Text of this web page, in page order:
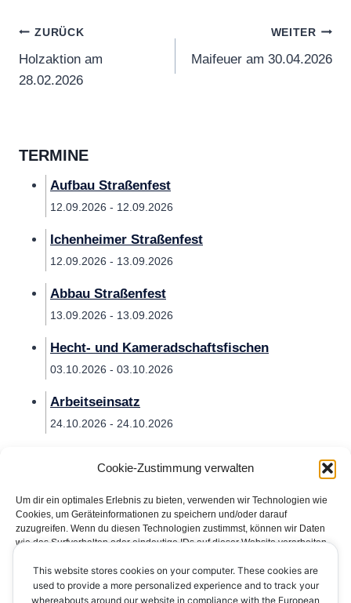
Cookie-Zustimmung verwalten
Um dir ein optimales Erlebnis zu bieten, verwenden wir Technologien wie
Cookies, um Geräteinformationen zu speichern und/oder darauf
zuzugreifen. Wenn du diesen Technologien zustimmst, können wir Daten
wie das Surfverhalten oder eindeutige IDs auf dieser Website verarbeiten.
bestimmte Merkmale und Funktionen beeinträchtigt werden.
Beitragsnavigation
ZURÜCK
Holzaktion am
28.02.2026
WEITER
Maifeuer am 30.04.2026
TERMINE
Aufbau Straßenfest
12.09.2026 - 12.09.2026
Ichenheimer Straßenfest
12.09.2026 - 13.09.2026
Abbau Straßenfest
13.09.2026 - 13.09.2026
Hecht- und Kameradschaftsfischen
03.10.2026 - 03.10.2026
Arbeitseinsatz
24.10.2026 - 24.10.2026
Impressum Datenschutzerklärung Kontakt
This website stores cookies on your computer. These cookies are
used to provide a more personalized experience and to track your
whereabouts around our website in compliance with the European